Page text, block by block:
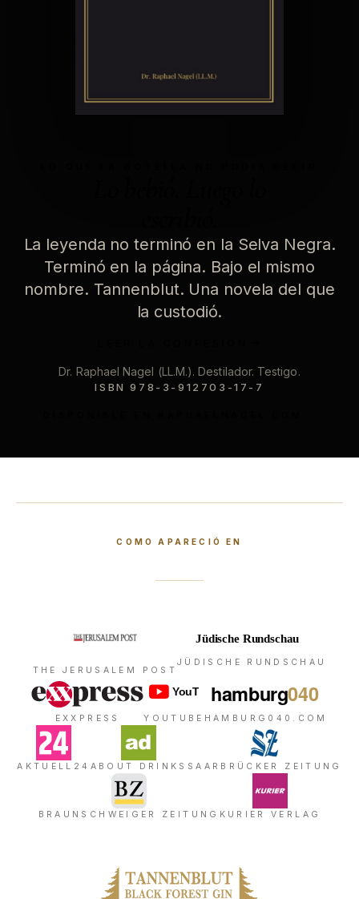
La leyenda no terminó en la Selva Negra.
Terminó en la página. Bajo el mismo
nombre. Tannenblut. Una novela del que
la custodió.
Dr. Raphael Nagel (LL.M.). Destilador. Testigo.
ISBN 978-3-912703-17-7
COMO APARECIÓ EN
THE JERUSALEM POST
JÜDISCHE RUNDSCHAU
EXXPRESS YOUTUBE HAMBURG040.COM
AKTUELL24 ABOUT DRINKS SAARBRÜCKER ZEITUNG
BRAUNSCHWEIGER ZEITUNG KURIER VERLAG